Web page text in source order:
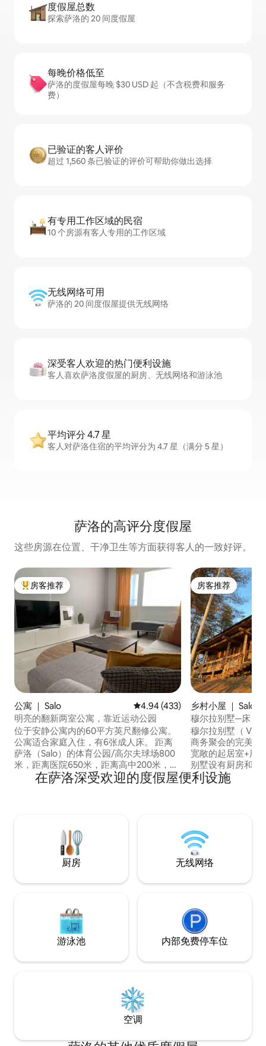
度假屋总数
探索萨洛的 20 间度假屋
每晚价格低至
萨洛的度假屋每晚 $30 USD 起（不含税费和服务
费）
已验证的客人评价
超过 1,560 条已验证的评价可帮助你做出选择
有专用工作区域的民宿
10 个房源有客人专用的工作区域
无线网络可用
萨洛的 20 间度假屋提供无线网络
深受客人欢迎的热门便利设施
客人喜欢萨洛度假屋的厨房、无线网络和游泳池
平均评分 4.7 星
客人对萨洛住宿的平均评分为 4.7 星（满分 5 星）
萨洛的高评分度假屋
这些房源在位置、干净卫生等方面获得客人的一致好评。
热门「房客推荐」
房客推荐
公寓 ｜ Salo 平均评分 4.94 分（满分 5 分），
4.94 (433)
明亮的翻新两室公寓，靠近运动公园
位于安静公寓内的60平方英尺翻修公寓。
公寓适合家庭入住，有6张成人床。 距离
萨洛（Salo）的体育公园/高尔夫球场800
米，距离医院650米，距离高中200米，距
离最近的商店450米，距离火车站1.6公
里，距离市中心和集市广场1.4公里。 住户
床上用品和毛巾。 本公寓设有一个免费停
房客推荐
房客推荐
乡村小屋 ｜ Salo
穆尔拉别墅─床，
穆尔拉别墅（
商务聚会的完美场
宽敞的起居室+用
别墅设有厨房和燃
卫生间+ 1个桑拿
有暖气和2个壁炉
在萨洛深受欢迎的度假屋便利设施
厨房 无线网络
游泳池 内部免费停车位
空调